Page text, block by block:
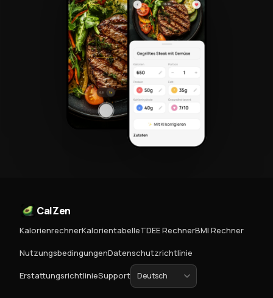
CalZen
KalorienrechnerKalorientabelleTDEE RechnerBMI Rechner
NutzungsbedingungenDatenschutzrichtlinie
ErstattungsrichtlinieSupport